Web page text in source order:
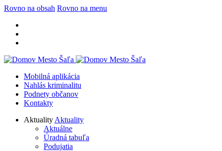
Rovno na obsah Rovno na menu
Mobilná aplikácia
Nahlás kriminalitu
Podnety občanov
Kontakty
Aktuality Aktuality
Aktuálne
Úradná tabuľa
Podujatia